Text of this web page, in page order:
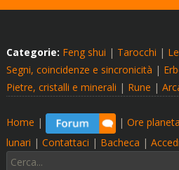
Categorie: Feng shui | Tarocchi |
Segni, coincidenze e sincronicità |
Pietre, cristalli e minerali | Rune |
Home | | Ore
lunari | Contattaci | Bacheca | Accedi
Cerca: